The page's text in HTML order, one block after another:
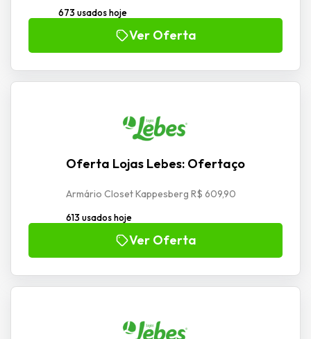
673 usados hoje
Ver Oferta
Oferta Lojas Lebes: Ofertaço
Armário Closet Kappesberg R$ 609,90
613 usados hoje
Ver Oferta